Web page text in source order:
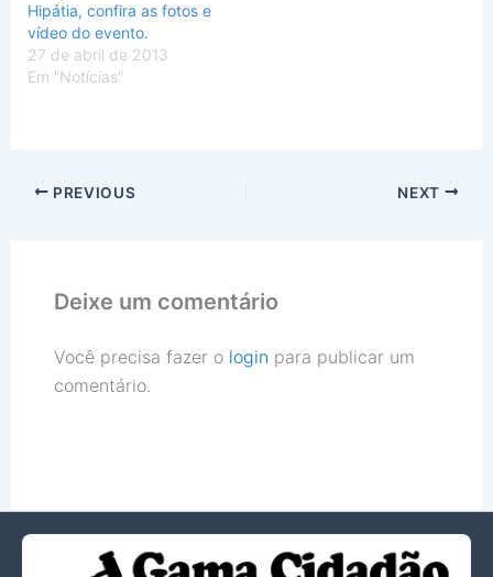
Hipátia, confira as fotos e
vídeo do evento.
27 de abril de 2013
Em "Notícias"
PREVIOUS NEXT
Deixe um comentário
Você precisa fazer o login para publicar um
comentário.